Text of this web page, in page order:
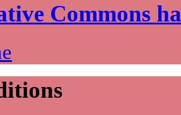
Commons